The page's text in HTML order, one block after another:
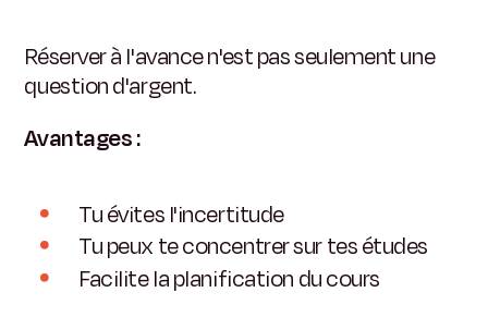
Réserver à l'avance n'est pas seulement une
question d'argent.
Avantages :
Tu évites l'incertitude
Tu peux te concentrer sur tes études
Facilite la planification du cours